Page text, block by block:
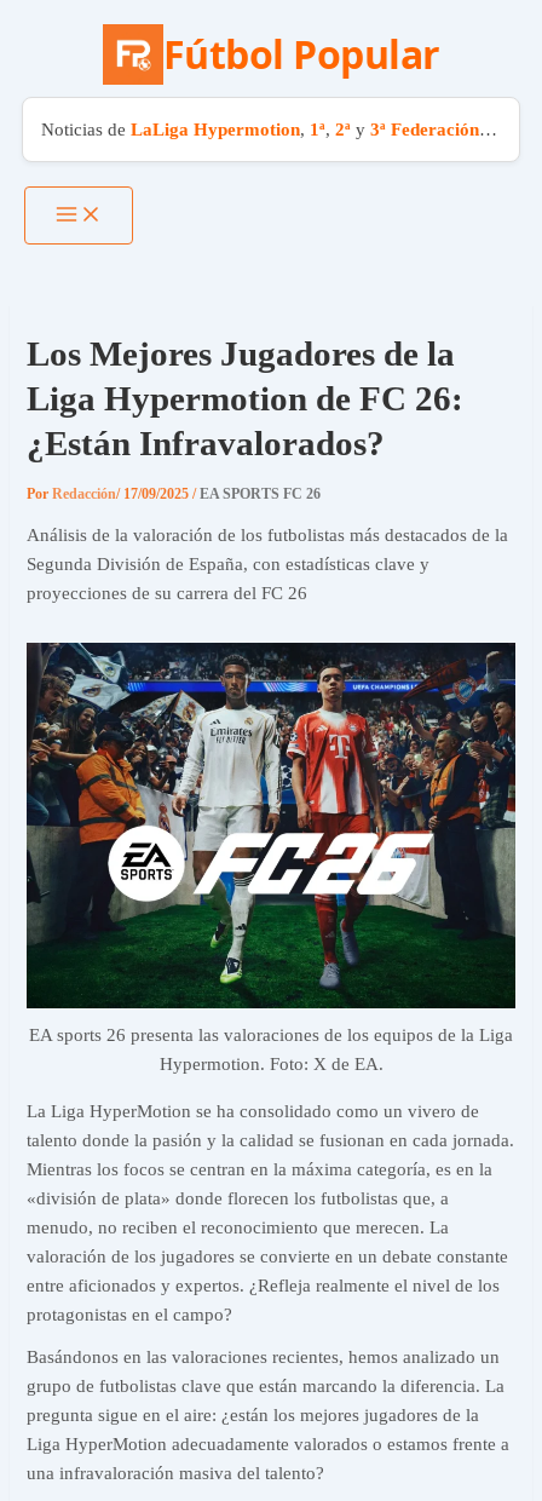
Fútbol Popular
Noticias de LaLiga Hypermotion, 1ª, 2ªy 3ª Federación. El
Los Mejores Jugadores de la
Liga Hypermotion de FC 26:
¿Están Infravalorados?
PorRedacción/ 17/09/2025/EA SPORTS FC 26
Análisis de la valoración de los futbolistas más destacados de la
Segunda División de España, con estadísticas clave y
proyecciones de su carrera del FC 26
EA sports 26 presenta las valoraciones de los equipos de la Liga
Hypermotion. Foto: X de EA.
La Liga HyperMotion se ha consolidado como un vivero de
talento donde la pasión y la calidad se fusionan en cada jornada.
Mientras los focos se centran en la máxima categoría, es en la
«división de plata» donde florecen los futbolistas que, a
menudo, no reciben el reconocimiento que merecen. La
valoración de los jugadores se convierte en un debate constante
entre aficionados y expertos. ¿Refleja realmente el nivel de los
protagonistas en el campo?
Basándonos en las valoraciones recientes, hemos analizado un
grupo de futbolistas clave que están marcando la diferencia. La
pregunta sigue en el aire: ¿están los mejores jugadores de la
Liga HyperMotion adecuadamente valorados o estamos frente a
una infravaloración masiva del talento?